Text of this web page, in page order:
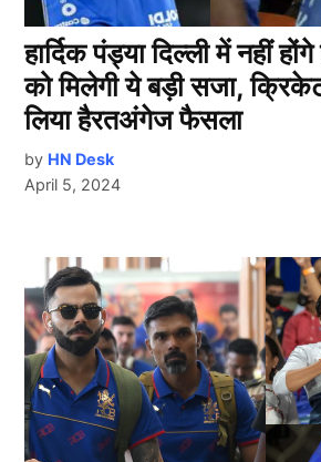
हार्दिक पंड्या दिल्ली में नहीं
को मिलेगी ये बड़ी सजा,
लिया हैरतअंगेज फैसला
by HN Desk
April 5, 2024